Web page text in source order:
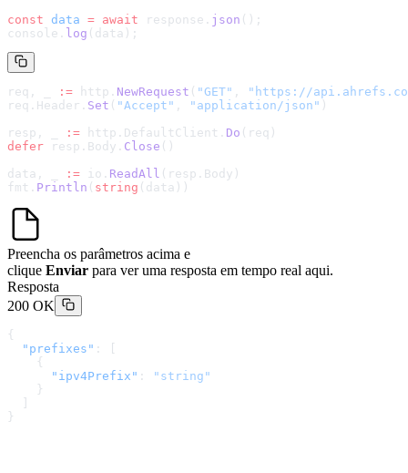
const data = await response. json ();
console. log (data);
req, _ := http. NewRequest ( "GET" , " https://
req.Header. Set ( "Accept" , "application/json" )
resp, _
:= http.DefaultClient. Do (req)
defer resp.Body. Close ()
data, _
:= io. ReadAll (resp.Body)
fmt. Println ( string (data))
Preencha os parâmetros acima e
clique Enviar para ver uma resposta em tempo real aqui.
Resposta
200 OK
{
  "prefixes"
: [
    {
      "ipv4Prefix"
:
"string"
    }
}